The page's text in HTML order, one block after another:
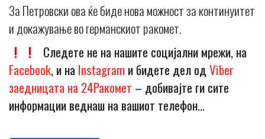
За Петровски ова ќе биде нова можност за континуитет
и докажување во германскиот ракомет.
Следете не на нашите социјални мрежи, на
Facebook, и на Instagramи бидете дел одViber
заедницата на 24Ракомет – добивајте ги сите
информации веднаш на вашиот телефон…